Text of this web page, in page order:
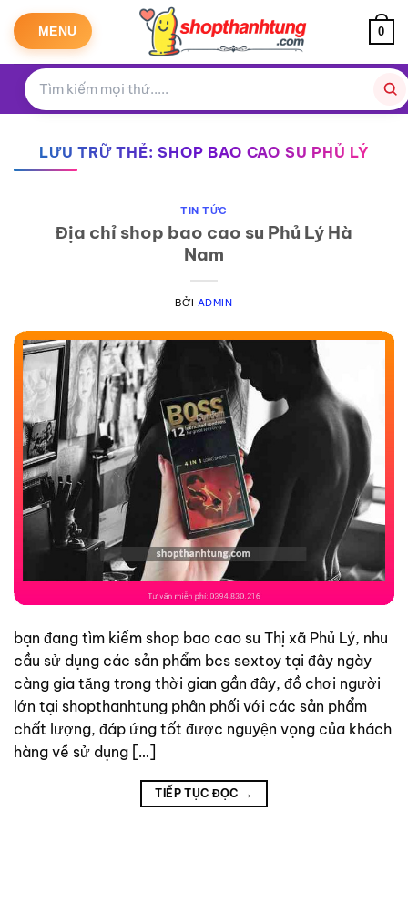
qua
dung
MENU 0
LƯU TRỮ THẺ:SHOP BAO CAO SU PHỦ LÝ
TIN TỨC
Địa chỉ shop bao cao su Phủ Lý Hà
Nam
BỞI ADMIN
bạn đang tìm kiếm shop bao cao su Thị xã Phủ Lý, nhu
cầu sử dụng các sản phẩm bcs sextoy tại đây ngày
càng gia tăng trong thời gian gần đây, đồ chơi người
lớn tại shopthanhtung phân phối với các sản phẩm
chất lượng, đáp ứng tốt được nguyện vọng của khách
hàng về sử dụng […]
TIẾP TỤC ĐỌC →